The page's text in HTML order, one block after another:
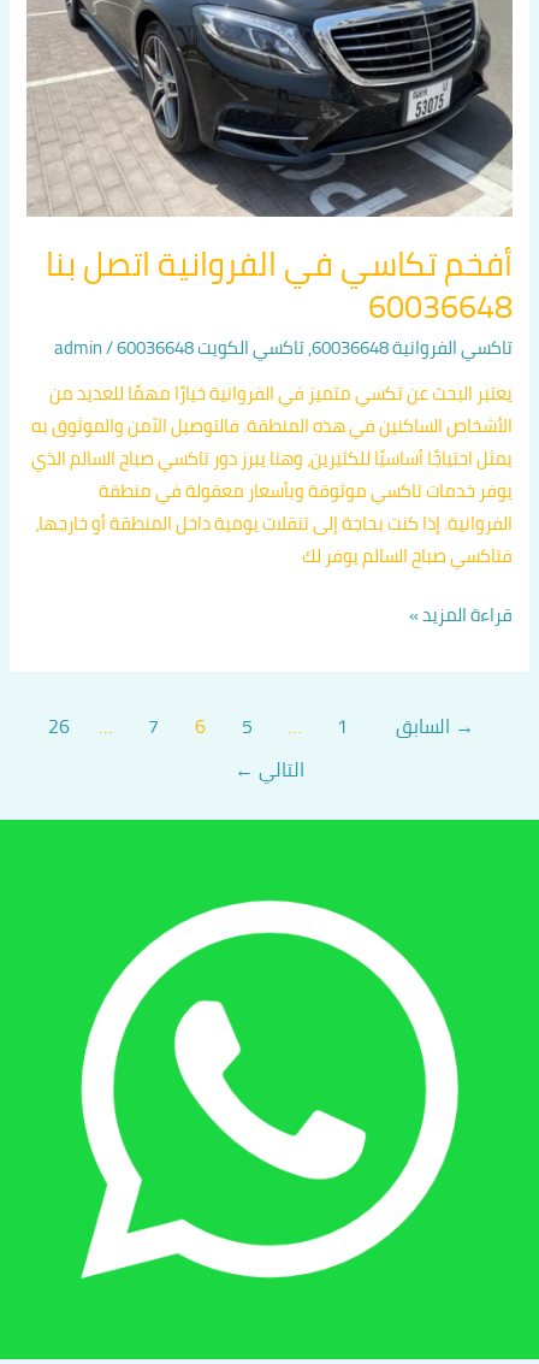
أفخم تكاسي في الفروانية اتصل بنا
60036648
تاكسي الفروانية 60036648 ,تاكسي الكويت 60036648 /
admin
يعتبر البحث عن تكسي متميز في الفروانية خيارًا مهمًا للعديد من
الأشخاص الساكنين في هذه المنطقة. فالتوصيل الآمن والموثوق به
يمثل احتياجًا أساسيًا للكثيرين، وهنا يبرز دور تاكسي صباح السالم الذي
يوفر خدمات تاكسي موثوقة وبأسعار معقولة في منطقة
الفروانية. إذا كنت بحاجة إلى تنقلات يومية داخل المنطقة أو خارجها،
فتاكسي صباح السالم يوفر لك
60036648
قراءة المزيد »
→ السابق 1
…
5
6
7
…
26
التالي ←